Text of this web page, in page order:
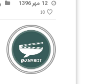
12 مهر 1396
10